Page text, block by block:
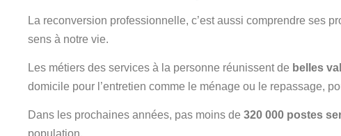
La reconversion professionnelle, c’est aussi comprendre ses
sens à notre vie.
Les métiers des services à la personne réunissent de belles
domicile pour l’entretien comme le ménage ou le repassage,
Dans les prochaines années, pas moins de 320 000 postes